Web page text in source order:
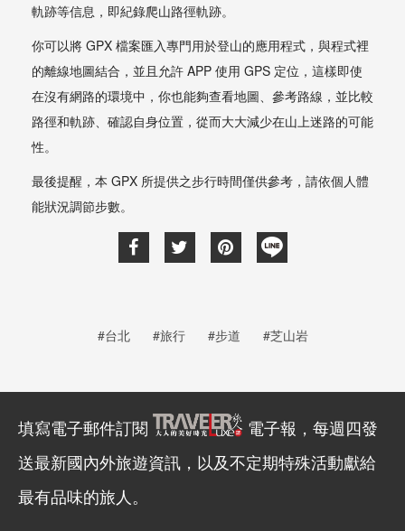
軌跡等信息，即紀錄爬山路徑軌跡。
你可以將 GPX 檔案匯入專門用於登山的應用程式，與程式裡
的離線地圖結合，並且允許 APP 使用 GPS 定位，這樣即使
在沒有網路的環境中，你也能夠查看地圖、參考路線，並比較
路徑和軌跡、確認自身位置，從而大大減少在山上迷路的可能
性。
最後提醒，本 GPX 所提供之步行時間僅供參考，請依個人體
能狀況調節步數。
#台北 #旅行 #步道 #芝山岩
填寫電子郵件訂閱
電子報，每週四發
送最新國內外旅遊資訊，以及不定期特殊活動獻給
最有品味的旅人。